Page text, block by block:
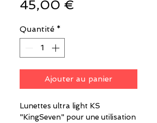
45,00 €
Quantité *
Ajouter au panier
Lunettes ultra light KS
"KingSeven" pour une utilisation